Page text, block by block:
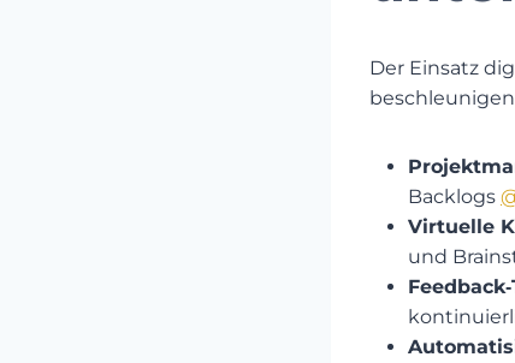
Der Einsatz
Backlogs ​
Virtuelle
und